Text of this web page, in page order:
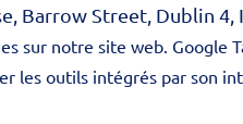
Barrow Street, Dublin 4,
sur notre site web. Google
les outils intégrés par son